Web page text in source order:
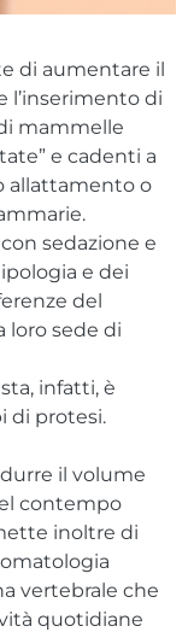
di aumentare il
di
mammelle
e cadenti a
allattamento o
sedazione e
e dei
del
loro sede di
infatti, è
di protesi.
il volume
contempo
inoltre di
vertebrale che
quotidiane